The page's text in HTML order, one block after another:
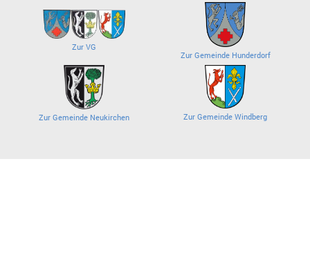
Zur VG
Zur Gemeinde Hunderdorf
Zur Gemeinde Neukirchen Zur Gemeinde Windberg